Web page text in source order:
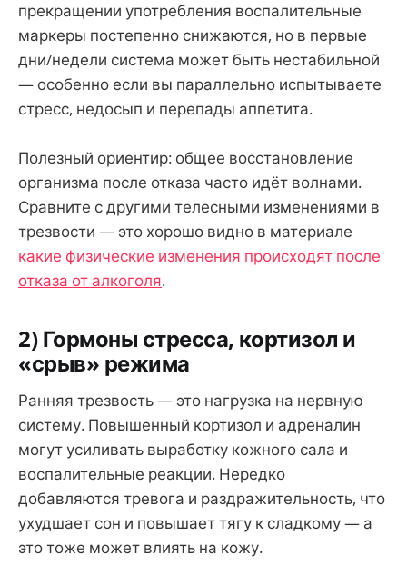
прекращении употребления воспалительные
маркеры постепенно снижаются, но в первые
дни/недели система может быть нестабильной
— особенно если вы параллельно испытываете
стресс, недосып и перепады аппетита.
Полезный ориентир: общее восстановление
организма после отказа часто идёт волнами.
Сравните с другими телесными изменениями в
трезвости — это хорошо видно в материале
какие физические изменения происходят после
отказа от алкоголя.
2) Гормоны стресса, кортизол и
«срыв» режима
Ранняя трезвость — это нагрузка на нервную
систему. Повышенный кортизол и адреналин
могут усиливать выработку кожного сала и
воспалительные реакции. Нередко
добавляются тревога и раздражительность, что
ухудшает сон и повышает тягу к сладкому — а
это тоже может влиять на кожу.